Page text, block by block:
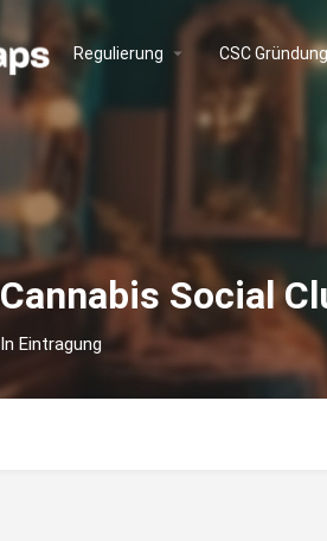
Regulierung CSC
Cannabis Social
In Eintragung